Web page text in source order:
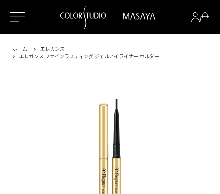
ホーム
エレガンス
エレガンス ファインラスティング ジェルアイライナー ホルダー